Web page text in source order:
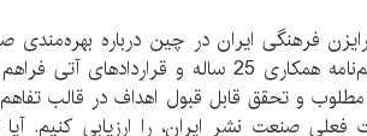
فرهنگی ایران در چین درباره
موقعیتی که تفاهم‌نامه همکاری 25 ساله و
فعلی صنعت نشر ایران، را ارزیابی کنیم.